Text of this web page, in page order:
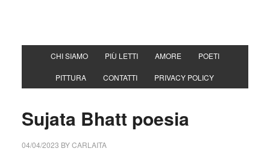
CHI SIAMO PIÙ LETTI AMORE POETI
PITTURA CONTATTI PRIVACY POLICY
Sujata Bhatt poesia
04/04/2023 BYCARLAITA